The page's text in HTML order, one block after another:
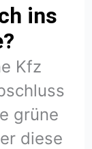
ins
Kfz
grüne
diese